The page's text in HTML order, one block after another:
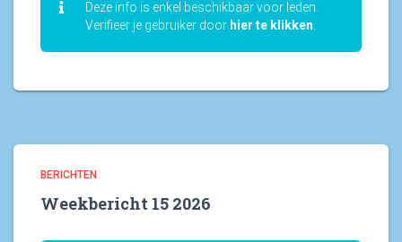
Deze info is enkel beschikbaar voor leden.
Verifieer je gebruiker door hier te klikken
BERICHTEN
Weekbericht 15 2026